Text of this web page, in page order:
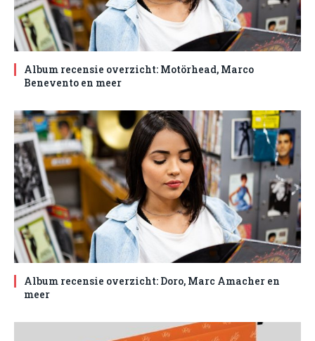
Album recensie overzicht: Motörhead, Marco
Benevento en meer
Album recensie overzicht: Doro, Marc Amacher en
meer